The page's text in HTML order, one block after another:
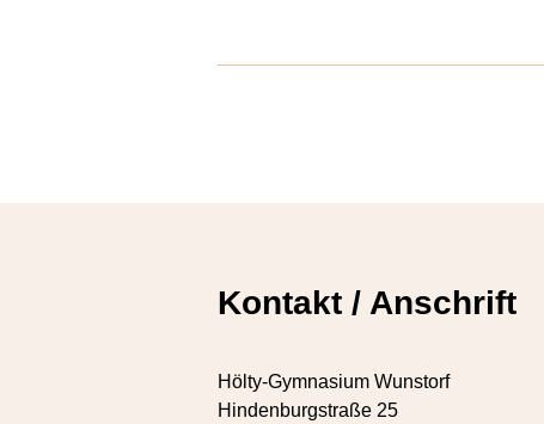
Kontakt / Anschrift
Hölty-Gymnasium Wunstorf
Hindenburgstraße 25